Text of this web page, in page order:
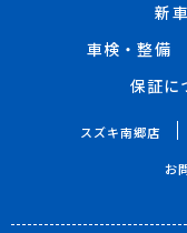
新
車検・整備
保証に
スズキ南郷店
お